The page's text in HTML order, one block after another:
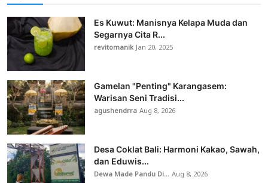
Es Kuwut: Manisnya Kelapa Muda dan
Segarnya Cita R...
revitomanikJan 20, 2025
Gamelan "Penting" Karangasem:
Warisan Seni Tradisi...
agushendrraAug 8, 2026
Desa Coklat Bali: Harmoni Kakao, Sawah,
dan Eduwis...
Dewa Made Pandu Di...Aug 8, 2026